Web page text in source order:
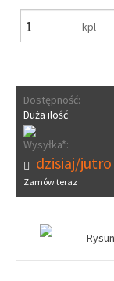
kpl
Dostępność:
Duża ilość
Wysyłka*:
dzisiaj/jutro
Zamów teraz